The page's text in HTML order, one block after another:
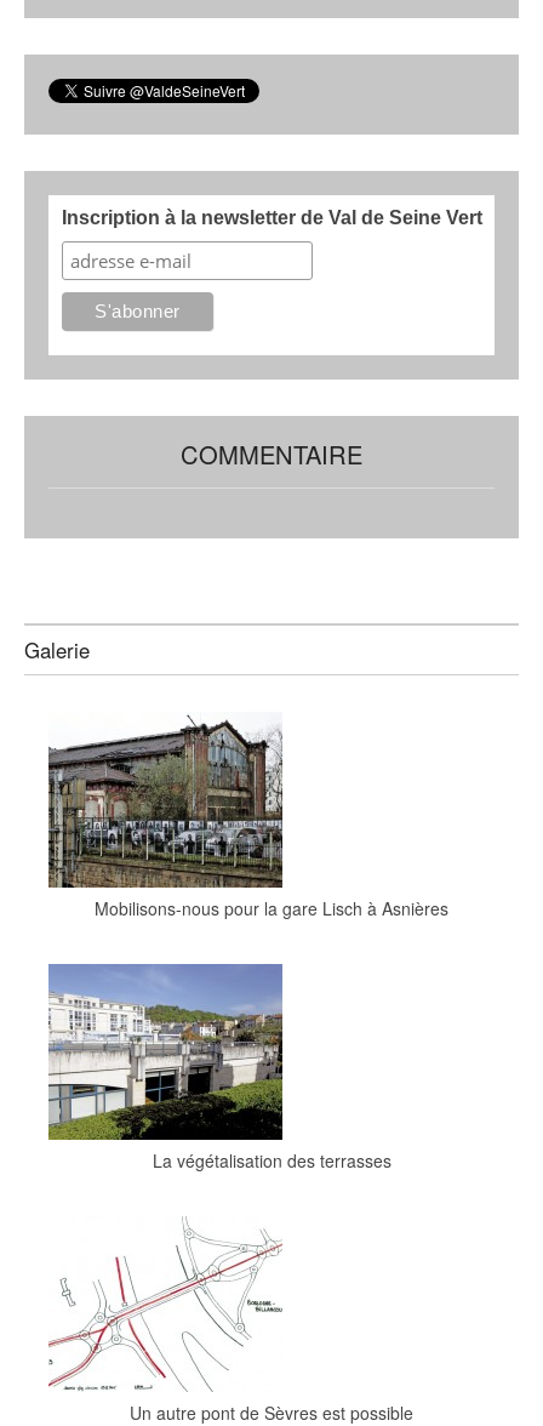
Inscription à la newsletter de Val de Seine Vert
COMMENTAIRE
Galerie
Mobilisons-nous pour la gare Lisch à Asnières
La végétalisation des terrasses
Un autre pont de Sèvres est possible